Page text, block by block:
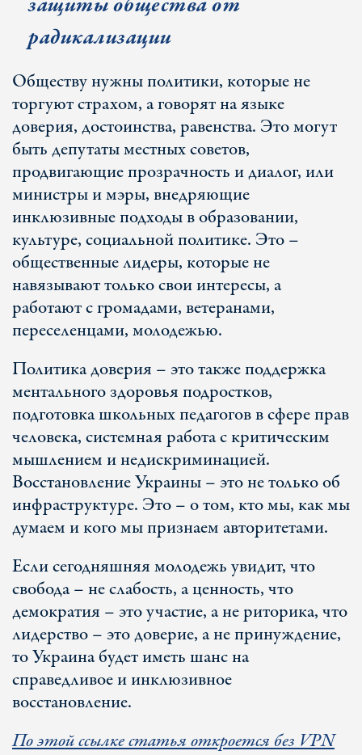
радикализации
Обществу нужны политики, которые не
торгуют страхом, а говорят на языке
доверия, достоинства, равенства. Это могут
быть депутаты местных советов,
продвигающие прозрачность и диалог, или
министры и мэры, внедряющие
инклюзивные подходы в образовании,
культуре, социальной политике. Это –
общественные лидеры, которые не
навязывают только свои интересы, а
работают с громадами, ветеранами,
переселенцами, молодежью.
Политика доверия – это также поддержка
ментального здоровья подростков,
подготовка школьных педагогов в сфере прав
человека, системная работа с критическим
мышлением и недискриминацией.
Восстановление Украины – это не только об
инфраструктуре. Это – о том, кто мы, как мы
думаем и кого мы признаем авторитетами.
Если сегодняшняя молодежь увидит, что
свобода – не слабость, а ценность, что
демократия – это участие, а не риторика, что
лидерство – это доверие, а не принуждение,
то Украина будет иметь шанс на
справедливое и инклюзивное
восстановление.
По этой ссылке статья откроется без VPN